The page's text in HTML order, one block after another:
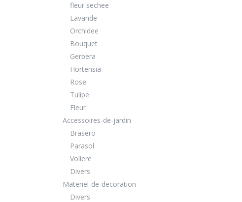
fleur sechee
Lavande
Orchidee
Bouquet
Gerbera
Hortensia
Rose
Tulipe
Fleur
Accessoires-de-jardin
Brasero
Parasol
Voliere
Divers
Materiel-de-decoration
Divers